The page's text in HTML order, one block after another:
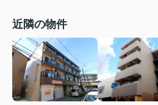
近隣の物件